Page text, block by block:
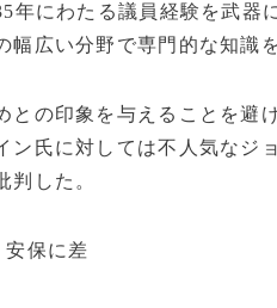
にわたる議員経験を武器
幅広い分野で専門的な知識
の印象を与えることを避
ン氏に対しては不人気なジ
判した。
保に差